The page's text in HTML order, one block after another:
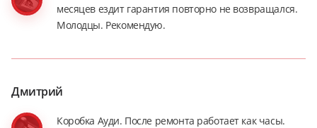
месяцев ездит гарантия повторно не возвращался.
Молодцы. Рекомендую.
Дмитрий
Коробка Ауди. После ремонта работает как часы.